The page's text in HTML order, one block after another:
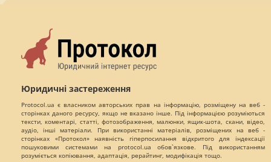
Юридичні застереження
Protocol.ua є власником авторських прав на інформацію, розміщену на веб -
сторінках даного ресурсу, якщо не вказано інше. Під інформацією розуміються
тексти, коментарі, статті, фотозображення, малюнки, ящик-шота, скани, відео,
аудіо, інші матеріали. При використанні матеріалів, розміщених на веб -
сторінках «Протокол» наявність гіперпосилання відкритого для індексації
пошуковими системами на protocol.ua обов`язкове. Під використанням
розуміється копіювання, адаптація, рерайтинг, модифікація тощо.